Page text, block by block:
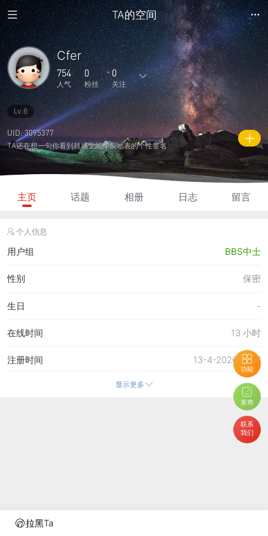
拉黑Ta
TA的空间
功能
发布
联系
我们
Cfer
754
人气
0
粉丝
0
关注
53
主题
0
回复
0
日志
0
相册
0
好友
0 0
关注
0
说说
754
人气
2090
积分
Lv.6
UID: 3095377
TA还在想一句你看到就感觉能炸裂地表的个性签名
主页 话题 相册 日志 留言
个人信息
用户组 BBS中士
保密
性别
-
生日
13 小时
在线时间
13-4-2026 11:57
注册时间
7-6-2026 14:14
7-6-2026 14:13
7-6-2026 14:50
显示更多